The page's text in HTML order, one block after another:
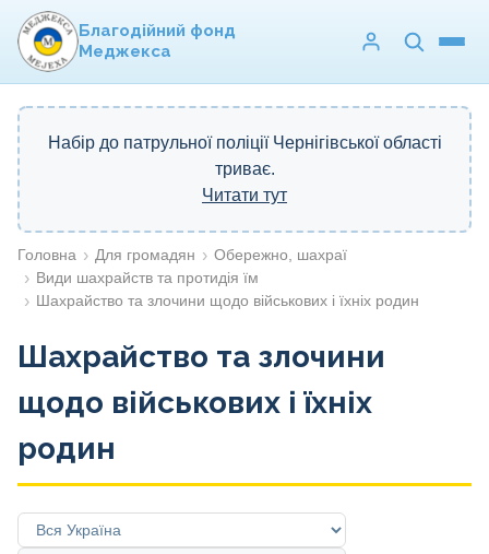
Благодійний фонд
Меджекса
Набір до патрульної поліції Чернігівської області
триває.
Читати тут
Головна Для громадян
Обережно, шахраї
Види шахрайств та протидія їм
Шахрайство та злочини щодо військових і їхніх родин
Шахрайство та злочини
щодо військових і їхніх
родин